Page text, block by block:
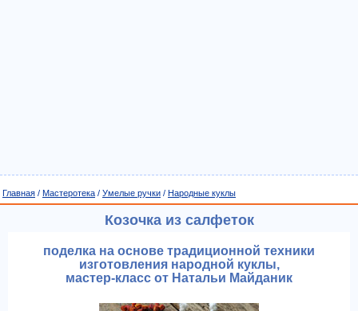
Главная / Мастеротека / Умелые ручки / Народные куклы
Козочка из салфеток
поделка на основе традиционной техники
изготовления народной куклы,
мастер-класс от Натальи Майданик